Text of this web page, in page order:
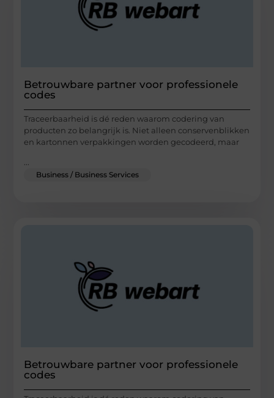
Betrouwbare partner voor professionele
codes
Traceerbaarheid is dé reden waarom codering van
producten zo belangrijk is. Niet alleen conservenblikken
en kartonnen verpakkingen worden gecodeerd, maar
...
Business / Business Services
Betrouwbare partner voor professionele
codes